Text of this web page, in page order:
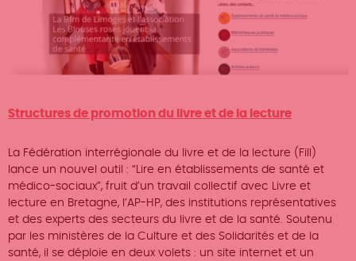
Structures de promotion du livre et de la lecture
La Fédération interrégionale du livre et de la lecture (Fill)
lance un nouvel outil : “Lire en établissements de santé et
médico-sociaux”, fruit d’un travail collectif avec Livre et
lecture en Bretagne, l’AP-HP, des institutions représentatives
et des experts des secteurs du livre et de la santé. Soutenu
par les ministères de la Culture et des Solidarités et de la
santé, il se déploie en deux volets : un site internet et un